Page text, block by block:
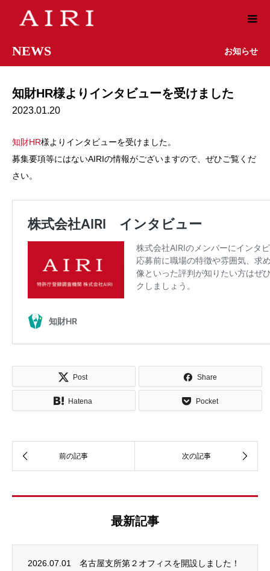
NEWS お知らせ
知財HR様よりインタビューを受けました
2023.01.20
知財HR様よりインタビューを受けました。
募集要項等にはないAIRIの情報がございますので、ぜひご覧くだ
さい。
Post Share
Hatena Pocket
最新記事
2026.07.01 名古屋支所第２オフィスを開設しました！